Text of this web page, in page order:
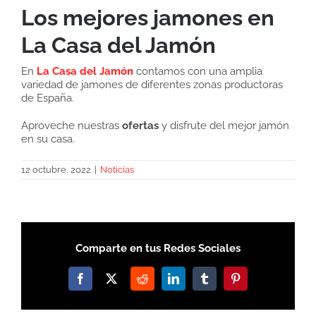
Los mejores jamones en
La Casa del Jamón
En La Casa del Jamón contamos con una amplia
variedad de jamones de diferentes zonas productoras
de España.
Aproveche nuestras ofertas y disfrute del mejor jamón
en su casa.
12 octubre, 2022 Noticias
Comparte en tus Redes Sociales
Facebook
X RedditLinkedInTumblrPinterest